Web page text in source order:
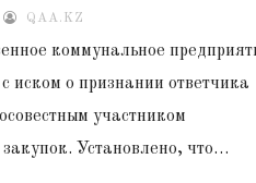
QAA.KZ
коммунальное
иском о признании ответчика
участником
закупок. Установлено, что…